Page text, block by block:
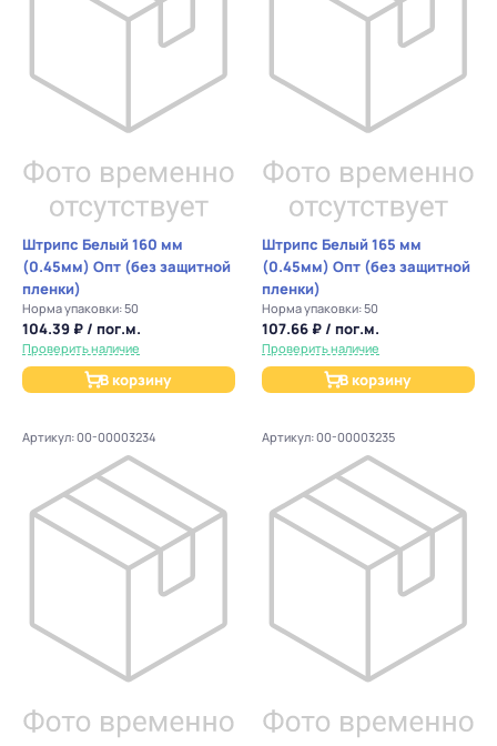
Штрипс Белый 160 мм
(0.45мм) Опт (без защитной
пленки)
Норма упаковки: 50
104.39 ₽ / пог.м.
Проверить наличие
В корзину
Штрипс Белый 165 мм
(0.45мм) Опт (без защитной
пленки)
Норма упаковки: 50
107.66 ₽ / пог.м.
Проверить наличие
В корзину
Артикул: 00-00003234 Артикул: 00-00003235